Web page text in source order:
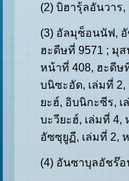
(2) บิฮารุ้ลอันวาร
(3) อัลมุซ็อนนัฟ,
ฮะดีษที่ 9571 ; มุ
หน้าที่ 408, ฮะดีษ
บนิซะอัด, เล่มที่
ยะฮ์, อิบนิกะซีร,
บะวียะฮ์, เล่มที่ 4,
อัซซุยูฏี, เล่มที่ 2,
(4) อันซาบุลอัชร๊อ